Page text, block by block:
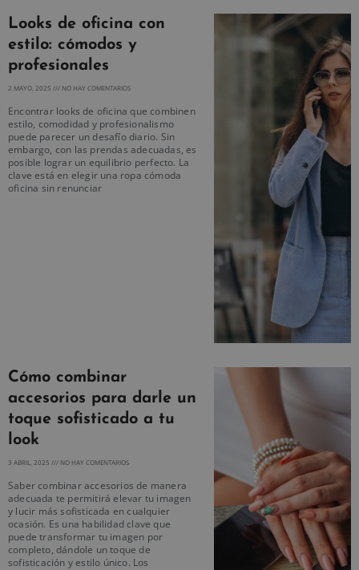
Looks de oficina con
estilo: cómodos y
profesionales
2 MAYO, 2025 NO HAY COMENTARIOS
Encontrar looks de oficina que combinen
estilo, comodidad y profesionalismo
puede parecer un desafío diario. Sin
embargo, con las prendas adecuadas, es
posible lograr un equilibrio perfecto. La
clave está en elegir una ropa cómoda
oficina sin renunciar
Cómo combinar
accesorios para darle un
toque sofisticado a tu
look
3 ABRIL, 2025 NO HAY COMENTARIOS
Saber combinar accesorios de manera
adecuada te permitirá elevar tu imagen
y lucir más sofisticada en cualquier
ocasión. Es una habilidad clave que
puede transformar tu imagen por
completo, dándole un toque de
sofisticación y estilo único. Los